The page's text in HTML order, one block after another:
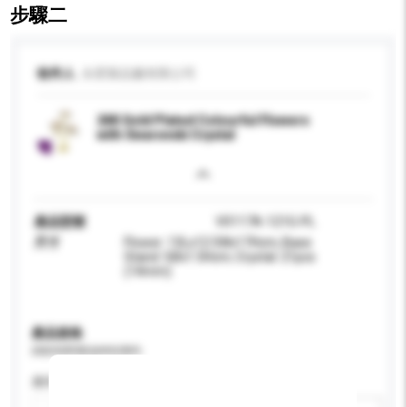
步驟二
收件人
24K Gold Plated Colourful Flowers
with Swarovski Crystal
產品型號
V0117A-121G-PL
Flower: 13Lx12.5Wx17Hcm; Base
Stand: 5Øx1.5Hcm; Crystal: 21pcs
產品規格